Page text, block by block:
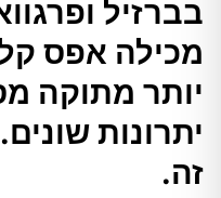
שמירה על המשקל
חילוף החומרים
איך משתמשים
בברזיל
מכילה אפס
יותר מתוקה
יתרונות
זה.